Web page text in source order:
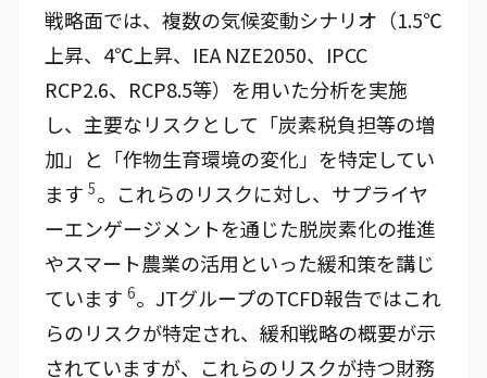
戦略面では、複数の気候変動シナリオ（1.5℃
上昇、4℃上昇、IEA NZE2050、IPCC
RCP2.6、RCP8.5等）を用いた分析を実施
し、主要なリスクとして「炭素税負担等の増
加」と「作物生育環境の変化」を特定してい
ます 5。これらのリスクに対し、サプライヤ
ーエンゲージメントを通じた脱炭素化の推進
やスマート農業の活用といった緩和策を講じ
ています 6。JTグループのTCFD報告ではこれ
らのリスクが特定され、緩和戦略の概要が示
されていますが、これらのリスクが持つ財務